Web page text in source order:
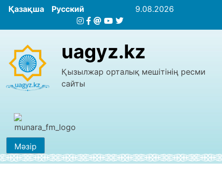
Қазақша Русский 9.08.2026
uagyz.kz
Қызылжар орталық мешітінің ресми
сайты
Мәзір